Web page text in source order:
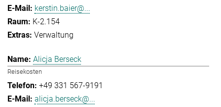
kerstin.baier@...
K-2.154
Verwaltung
Alicja Berseck
Reisekosten
+49 331 567-9191
alicja.berseck@...